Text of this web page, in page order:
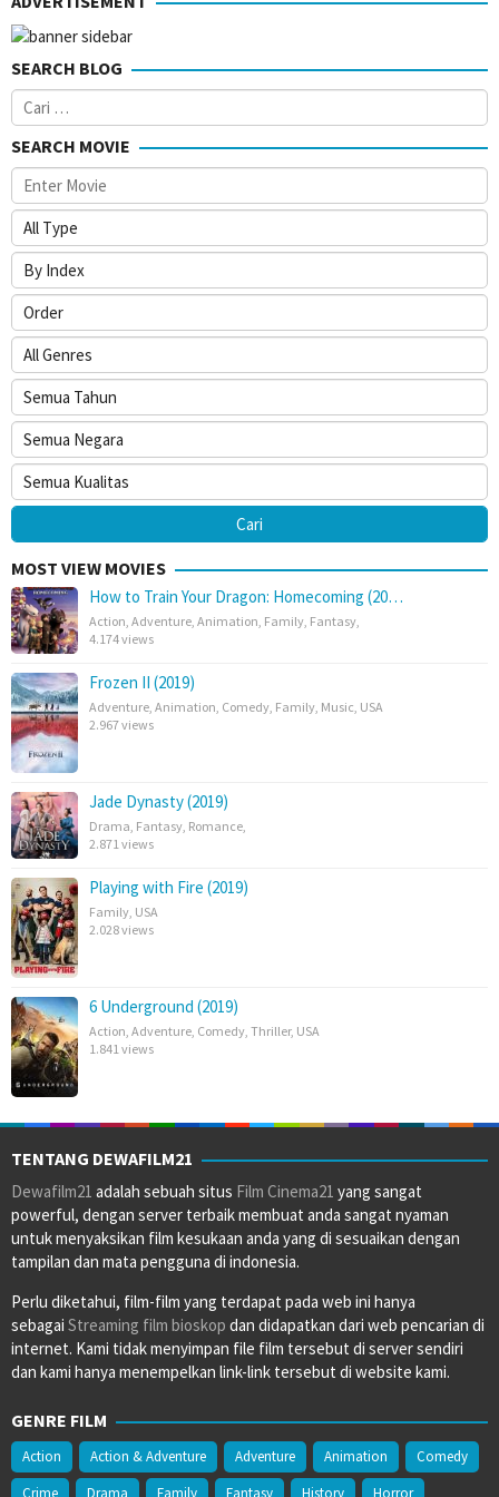
2020
SEARCH BLOG
Cari
untuk:
SEARCH MOVIE
MOST VIEW MOVIES
How to Train Your Dragon: Homecoming (20…
Action Adventure Animation Family Fantasy
4.174 views
Frozen II (2019)
Adventure Animation Comedy Family Music USA
2.967 views
Jade Dynasty (2019)
Drama Fantasy Romance
2.871 views
Playing with Fire (2019)
Family USA
2.028 views
6 Underground (2019)
Action Adventure Comedy Thriller, USA
1.841 views
TENTANG DEWAFILM21
Dewafilm21 adalah sebuah situs Film Cinema21 yang sangat
powerful, dengan server terbaik membuat anda sangat nyaman
untuk menyaksikan film kesukaan anda yang di sesuaikan dengan
tampilan dan mata pengguna di indonesia.
Perlu diketahui, film-film yang terdapat pada web ini hanya
sebagai Streaming film bioskop dan didapatkan dari web pencarian di
internet. Kami tidak menyimpan file film tersebut di server sendiri
dan kami hanya menempelkan link-link tersebut di website kami.
GENRE FILM
Action Action & Adventure Adventure Animation
Comedy
Crime
Drama Family Fantasy History Horror